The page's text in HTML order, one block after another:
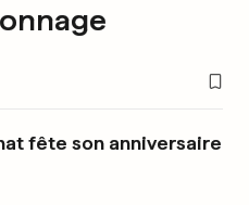
fête son anniversaire